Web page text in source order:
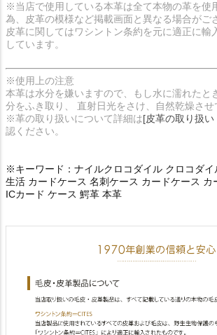
※当店で使用している本革は全て本物の革を使
為、皮革の模様など掲載画面と異なる場合がご
皮革に関してはワシントン条約を元に適正に輸
しています。
※使用上の注意
本革は水分を嫌いますので、もし水に濡れたと
分をふき取り、 直射日光をさけ、自然乾燥させ
※革の取り扱いについて詳細は[皮革の取り扱
認ください。
※キーワード：ナイルクロコダイル クロコダ
生活 カードケース 名刺ケース カードケース カ
ICカード ケース 鰐革 本革